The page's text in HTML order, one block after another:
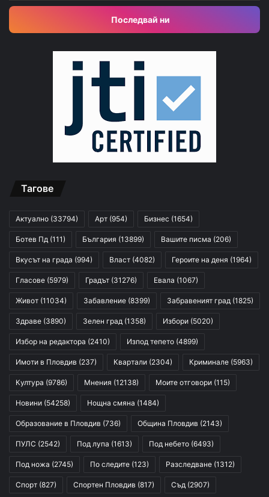
Последвай ни
Тагове
Актуално (33794) Арт (954) Бизнес (1654)
Ботев Пд (111) България (13899) Вашите писма (206)
Вкусът на града (994) Власт (4082) Героите на деня (1964)
Гласове (5979) Градът (31276) Евала (1067)
Живот (11034) Забавление (8399) Забравеният град (1825)
Здраве (3890) Зелен град (1358) Избори (5020)
Избор на редактора (2410) Изпод тепето (4899)
Имоти в Пловдив (237) Квартали (2304) Криминале (5963)
Култура (9786) Мнения (12138) Моите отговори (115)
Новини (54258) Нощна смяна (1484)
Образование в Пловдив (736) Община Пловдив (2143)
ПУЛС (2542) Под лупа (1613) Под небето (6493)
Под ножа (2745) По следите (123) Разследване (1312)
Спорт (827) Спортен Пловдив (817) Съд (2907)